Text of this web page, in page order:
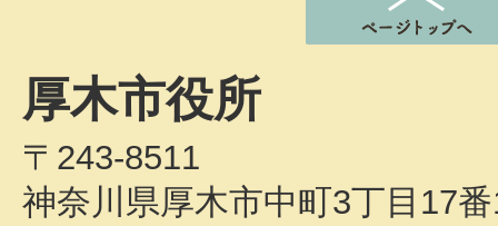
厚木市役所
〒243-8511
神奈川県厚木市中町3丁目17